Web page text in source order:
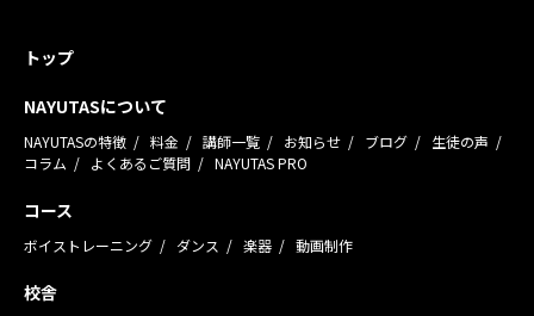
トップ
NAYUTASについて
NAYUTASの特徴 料金 講師一覧 お知らせ ブログ
生徒の声
コラム
よくあるご質問 NAYUTAS PRO
コース
ボイストレーニング ダンス 楽器 動画制作
校舎